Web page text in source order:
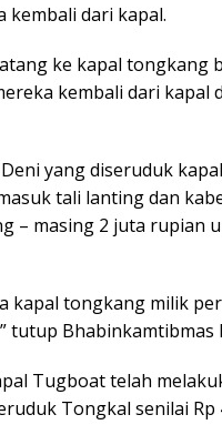
kembali dari kapal.
ke kapal tongkang
kembali dari
yang diseruduk
tali lanting dan
– masing 2 juta rupian
kapal tongkang milik
tutup Bhabinkamtibmas
Tugboat telah
Tongkal senilai Rp